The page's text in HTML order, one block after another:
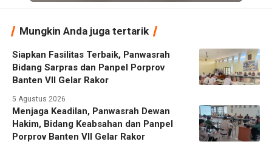
Mungkin Anda juga tertarik
Siapkan Fasilitas Terbaik, Panwasrah
Bidang Sarpras dan Panpel Porprov
Banten VII Gelar Rakor
5 Agustus 2026
Menjaga Keadilan, Panwasrah Dewan
Hakim, Bidang Keabsahan dan Panpel
Porprov Banten VII Gelar Rakor